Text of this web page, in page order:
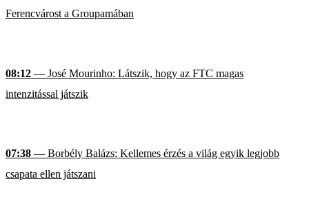
Ferencvárost a Groupamában
08:12 — José Mourinho: Látszik, hogy az FTC magas
intenzitással játszik
07:38 — Borbély Balázs: Kellemes érzés a világ egyik legjobb
csapata ellen játszani